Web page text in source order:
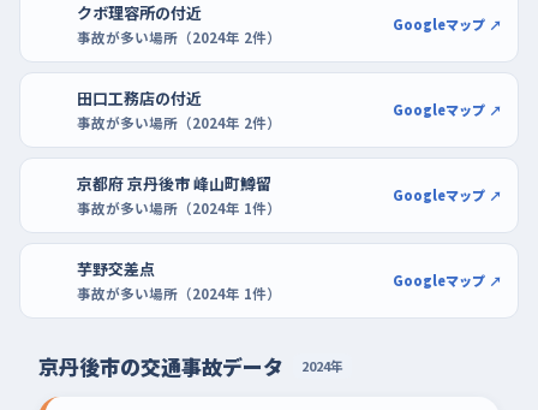
クボ理容所の付近
事故が多い場所（2024年 2件）
Googleマップ ↗
田口工務店の付近
事故が多い場所（2024年 2件）
Googleマップ ↗
京都府 京丹後市 峰山町鱒留
事故が多い場所（2024年 1件）
Googleマップ ↗
芋野交差点
事故が多い場所（2024年 1件）
Googleマップ ↗
京丹後市の交通事故データ 2024年